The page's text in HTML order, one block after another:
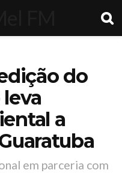
do
a
em parceria com